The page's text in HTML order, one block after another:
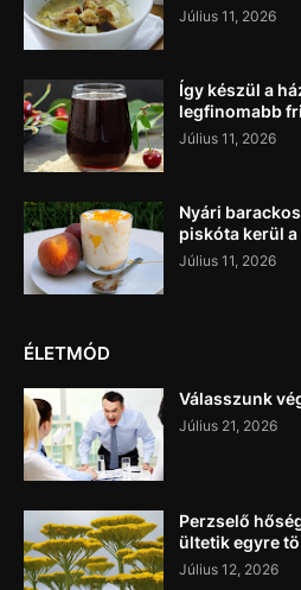
Július 11, 2026
Így készül a
legfinomabb
Július 11, 2026
Nyári
piskóta kerül
Július 11, 2026
ÉLETMÓD
Válasszunk
Július 21, 2026
Perzselő
ültetik egyre
Július 12, 2026